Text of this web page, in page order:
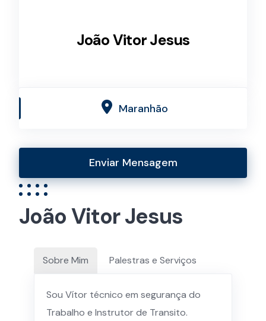
João Vitor Jesus
Maranhão
Enviar Mensagem
João Vitor Jesus
Sobre Mim Palestras e Serviços
Sou Vítor técnico em segurança do
Trabalho e Instrutor de Transito.